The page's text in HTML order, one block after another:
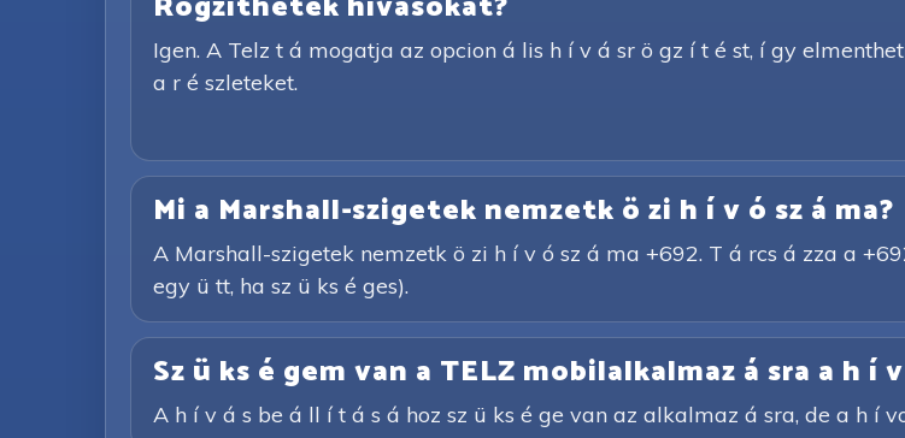
Igen. A Telz t á mogatja az opcion á lis h í v á sr ö gz í t é st, í gy
a r é szleteket.
Mi a Marshall-szigetek nemzetk ö zi h í v ó sz á ma?
A Marshall-szigetek nemzetk ö zi h í v ó sz á ma +692. T á rcs á zza a
egy ü tt, ha sz ü ks é ges).
Sz ü ks é gem van a TELZ mobilalkalmaz á sra a h í
A h í v á s be á ll í t á s á hoz sz ü ks é ge van az alkalmaz á sra, de a h í